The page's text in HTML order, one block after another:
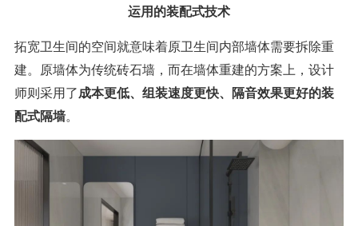
运用的装配式技术
拓宽卫生间的空间就意味着原卫生间内部墙体需要拆除重
建。原墙体为传统砖石墙，而在墙体重建的方案上，设计
师则采用了成本更低、组装速度更快、隔音效果更好的装
配式隔墙。